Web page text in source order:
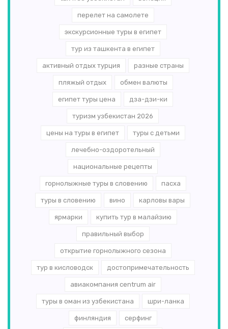
перелет на самолете
экскурсионные туры в египет
тур из ташкента в египет
активный отдых турция разные страны
пляжый отдых обмен валюты
египет туры цена дза-дзи-ки
туризм узбекистан 2026
цены на туры в египет туры с детьми
лечебно-оздоротельный
национальные рецепты
горнолыжные туры в словению пасха
туры в словению вино карловы вары
ярмарки купить тур в малайзию
правильный выбор
открытие горнолыжного сезона
тур в кисловодск достопримечательность
авиакомпания centrum air
туры в оман из узбекистана шри-ланка
финляндия серфинг